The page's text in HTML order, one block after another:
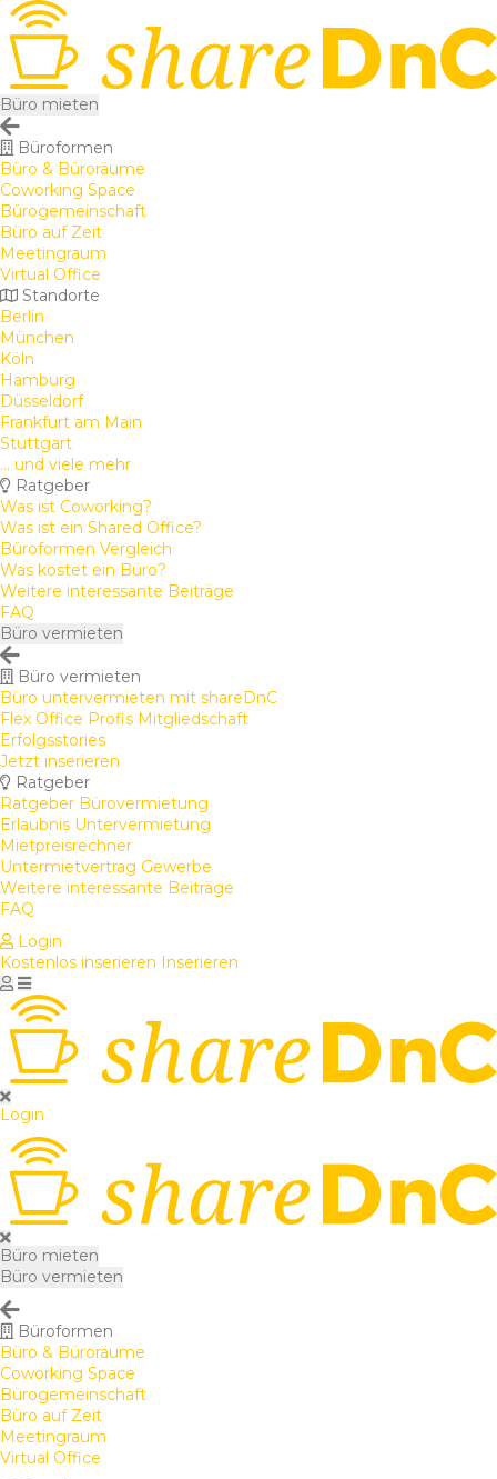
Büro mieten
Büroformen
Büro & Büroräume
Coworking Space
Bürogemeinschaft
Büro auf Zeit
Meetingraum
Virtual Office
Standorte
Berlin
München
Köln
Hamburg
Düsseldorf
Frankfurt am Main
Stuttgart
... und viele mehr
Ratgeber
Was ist Coworking?
Was ist ein Shared Office?
Büroformen Vergleich
Was kostet ein Büro?
Weitere interessante Beiträge
FAQ
Büro vermieten
Büro vermieten
Büro untervermieten mit shareDnC
Flex Office Profis Mitgliedschaft
Erfolgsstories
Jetzt inserieren
Ratgeber
Ratgeber Bürovermietung
Erlaubnis Untervermietung
Mietpreisrechner
Untermietvertrag Gewerbe
Weitere interessante Beiträge
FAQ
Login
Kostenlos inserieren Inserieren
Login
Büro mieten
Büro vermieten
Büroformen
Büro & Büroräume
Coworking Space
Bürogemeinschaft
Büro auf Zeit
Meetingraum
Virtual Office